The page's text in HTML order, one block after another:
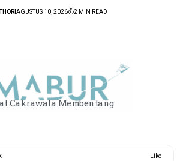
AGUSTUS 10, 2026 2 MIN READ
Cakrawala Membentang
Like